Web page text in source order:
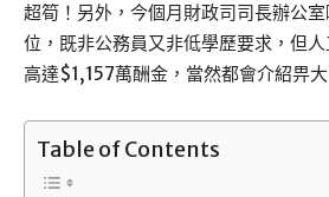
超筍！另外，今個月財政司司長辦公
位，既非公務員又非低學歷要求，但
高達$1,157萬酬金，當然都會介紹畀大
Table of Contents